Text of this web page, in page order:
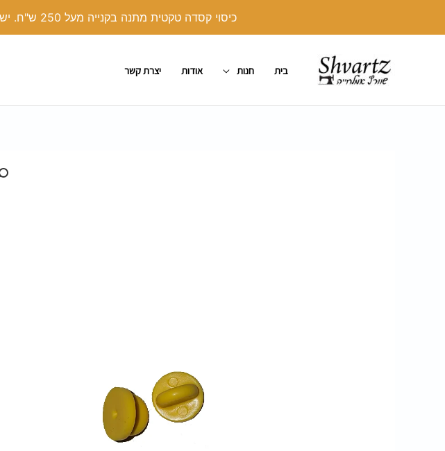
כיסוי קסדה טקטית מתנה בקנייה מעל 250 ש"ח. יש לצרף את הכיסוי לעגלת קניות ולהזין את הקוד קופון: COVER
בית חנות אודות יצרת קשר